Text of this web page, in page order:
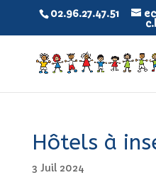
02.96.27.47.51
Hôtels à
3 Juil 2024